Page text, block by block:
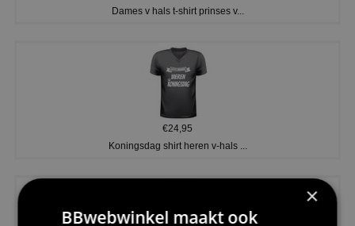
Dames v hals t-shirt prinses v...
€24,95
Koningsdag shirt heren v-hals ...
×
BBwebwinkel maakt ook